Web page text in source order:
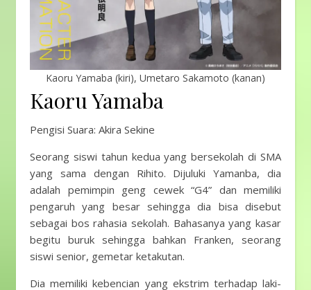
Kaoru Yamaba (kiri), Umetaro Sakamoto (kanan)
Kaoru Yamaba
Pengisi Suara: Akira Sekine
Seorang siswi tahun kedua yang bersekolah di SMA
yang sama dengan Rihito. Dijuluki Yamanba, dia
adalah pemimpin geng cewek “G4” dan memiliki
pengaruh yang besar sehingga dia bisa disebut
sebagai bos rahasia sekolah. Bahasanya yang kasar
begitu buruk sehingga bahkan Franken, seorang
siswi senior, gemetar ketakutan.
Dia memiliki kebencian yang ekstrim terhadap laki-